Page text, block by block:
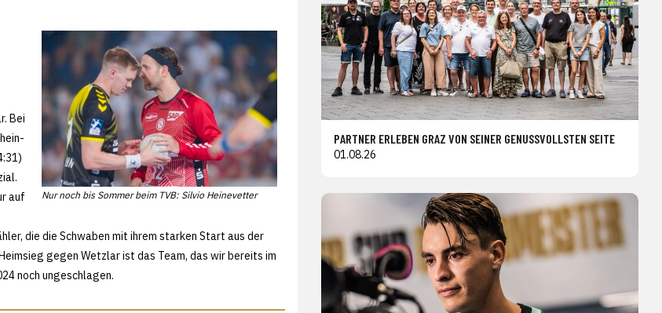
Nur noch bis Sommer beim TVB: Silvio Heinevetter
Bei
auf
die die Schwaben mit ihrem starken Start aus der
gegen Wetzlar ist das Team, das wir bereits im
noch ungeschlagen.
PARTNER ERLEBEN GRAZ VON SEINER GENUSSVOLLSTEN SEITE
01.08.26